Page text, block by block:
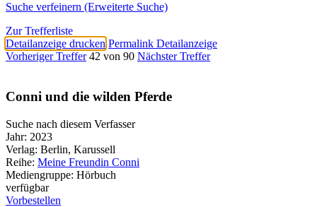
Suche verfeinern (Erweiterte Suche)
Zur Trefferliste
Detailanzeige drucken Permalink Detailanzeige
Vorheriger Treffer 42 von 90 Nächster Treffer
Conni und die wilden Pferde
Suche nach diesem Verfasser
Jahr: 2023
Verlag: Berlin, Karussell
Reihe: Meine Freundin Conni
Mediengruppe: Hörbuch
verfügbar
Vorbestellen